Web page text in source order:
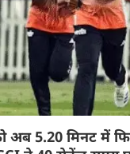
को अब 5.20 मिनट में